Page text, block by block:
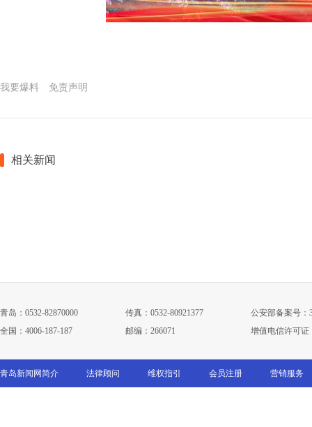
我要爆料 免责声明
相关新闻
青岛：0532-82870000 传真：0532-80921377
公安部备案号：
全国：4006-187-187
邮编：266071 增值电信许可证
青岛新闻网简介 法律顾问 维权指引 会员注册 营销服务